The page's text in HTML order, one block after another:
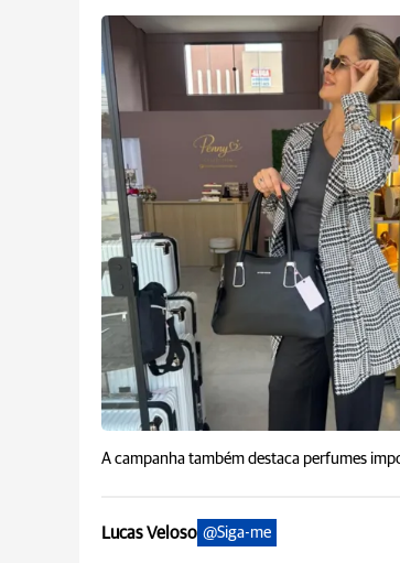
A campanha também destaca perfumes
Lucas Veloso @Siga-me